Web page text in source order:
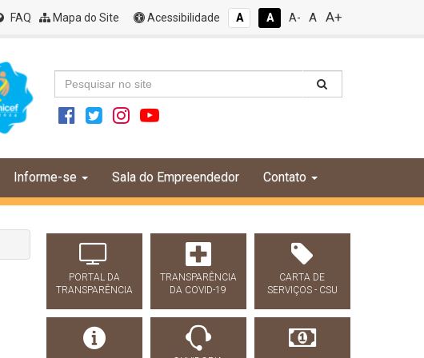
FAQ Mapa do Site Acessibilidade A A A- A A+
Informe-se Sala do Empreendedor Contato
PORTAL DA
TRANSPARÊNCIA
TRANSPARÊNCIA
DA COVID-19
CARTA DE
SERVIÇOS - CSU